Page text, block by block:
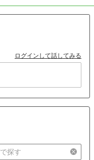
ログインして話してみる